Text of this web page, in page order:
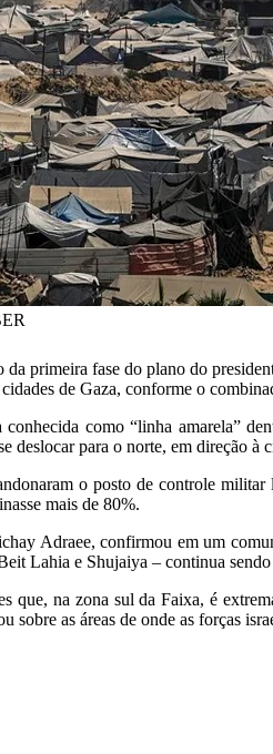
primeira fase do plano do
de Gaza, conforme o
conhecida como “linha amarela”
deslocar para o norte, em direção
o posto de controle
mais de 80%.
Adraee, confirmou em um
Lahia e Shujaiya – continua
que, na zona sul da Faixa, é
sobre as áreas de onde as forças